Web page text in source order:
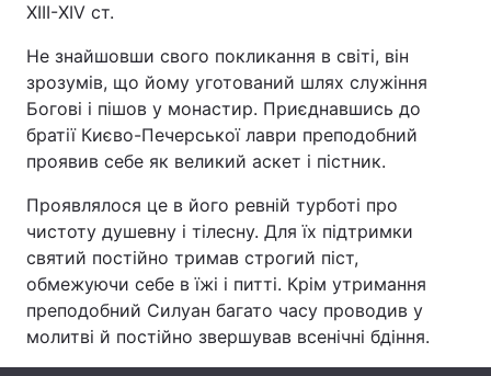
Головна Війна
Україна Політика
Економіка Світ
Спорт Наука
Техно і зв'язок Лайт
Зброя Інциденти
Здоров'я Туризм
ХІІІ-XIV ст.
Не знайшовши свого покликання в світі, він
зрозумів, що йому уготований шлях служіння
Богові і пішов у монастир. Приєднавшись до
братії Києво-Печерської лаври преподобний
проявив себе як великий аскет і пістник.
Проявлялося це в його ревній турботі про
чистоту душевну і тілесну. Для їх підтримки
святий постійно тримав строгий піст,
обмежуючи себе в їжі і питті. Крім утримання
преподобний Силуан багато часу проводив у
молитві й постійно звершував всенічні бдіння.